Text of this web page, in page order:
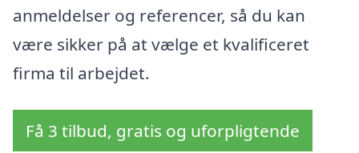
anmeldelser og referencer, så du kan
være sikker på at vælge et kvalificeret
firma til arbejdet.
Få 3 tilbud, gratis og uforpligtende